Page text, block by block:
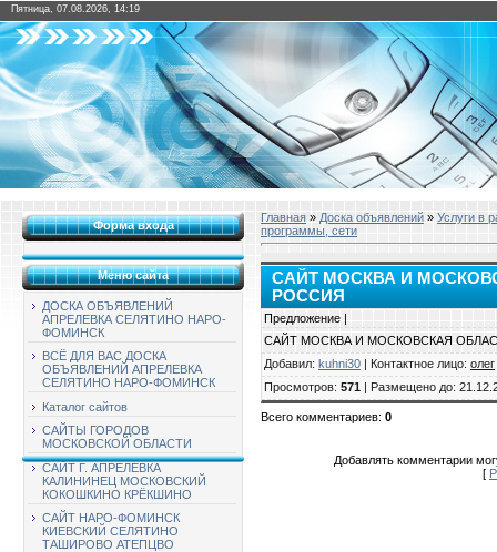
Пятница, 07.08.2026, 14:19
Форма входа
Меню сайта
ДОСКА ОБЪЯВЛЕНИЙ
АПРЕЛЕВКА СЕЛЯТИНО НАРО-
ФОМИНСК
ВСЁ ДЛЯ ВАС ДОСКА
ОБЪЯВЛЕНИЙ АПРЕЛЕВКА
СЕЛЯТИНО НАРО-ФОМИНСК
Каталог сайтов
САЙТЫ ГОРОДОВ
МОСКОВСКОЙ ОБЛАСТИ
САЙТ Г. АПРЕЛЕВКА
КАЛИНИНЕЦ МОСКОВСКИЙ
КОКОШКИНО КРЁКШИНО
САЙТ НАРО-ФОМИНСК
КИЕВСКИЙ СЕЛЯТИНО
ТАШИРОВО АТЕПЦВО
Главная » Доска объявлений » Услуги в
программы, сети
САЙТ МОСКВА И
РОССИЯ
Предложение |
САЙТ МОСКВА И МОСКОВСКАЯ
Добавил: kuhni30 | Контактное лицо: олег
Просмотров: 571 | Размещено до:
Всего комментариев: 0
Добавлять комментарии
[